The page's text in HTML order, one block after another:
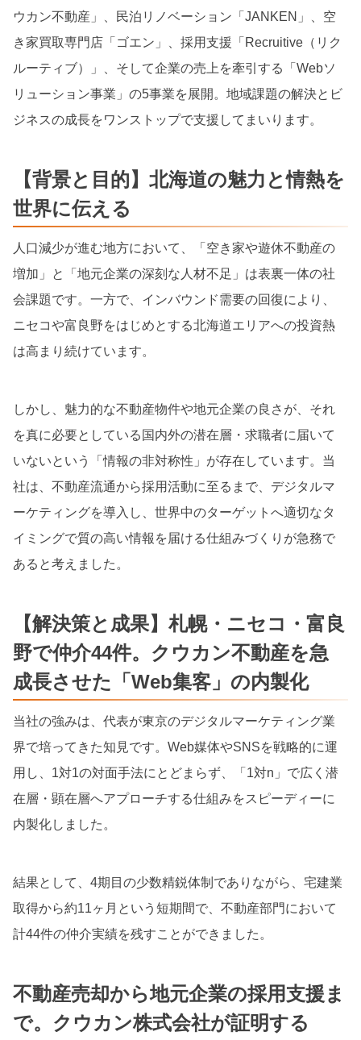
ウカン不動産」、民泊リノベーション「JANKEN」、空
き家買取専門店「ゴエン」、採用支援「Recruitive（リク
ルーティブ）」、そして企業の売上を牽引する「Webソ
リューション事業」の5事業を展開。地域課題の解決とビ
ジネスの成長をワンストップで支援してまいります。
【背景と目的】北海道の魅力と情熱を
世界に伝える
人口減少が進む地方において、「空き家や遊休不動産の
増加」と「地元企業の深刻な人材不足」は表裏一体の社
会課題です。一方で、インバウンド需要の回復により、
ニセコや富良野をはじめとする北海道エリアへの投資熱
は高まり続けています。
しかし、魅力的な不動産物件や地元企業の良さが、それ
を真に必要としている国内外の潜在層・求職者に届いて
いないという「情報の非対称性」が存在しています。当
社は、不動産流通から採用活動に至るまで、デジタルマ
ーケティングを導入し、世界中のターゲットへ適切なタ
イミングで質の高い情報を届ける仕組みづくりが急務で
あると考えました。
【解決策と成果】札幌・ニセコ・富良
野で仲介44件。クウカン不動産を急
成長させた「Web集客」の内製化
当社の強みは、代表が東京のデジタルマーケティング業
界で培ってきた知見です。Web媒体やSNSを戦略的に運
用し、1対1の対面手法にとどまらず、「1対n」で広く潜
在層・顕在層へアプローチする仕組みをスピーディーに
内製化しました。
結果として、4期目の少数精鋭体制でありながら、宅建業
取得から約11ヶ月という短期間で、不動産部門において
計44件の仲介実績を残すことができました。
不動産売却から地元企業の採用支援ま
で。クウカン株式会社が証明する